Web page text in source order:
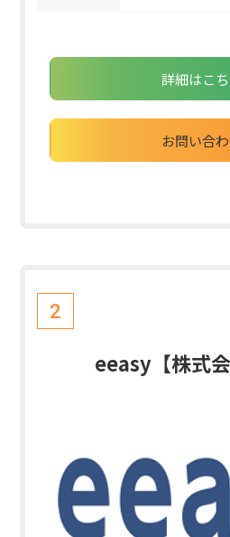
詳細はこ
お問い合
2
eeasy【株式会